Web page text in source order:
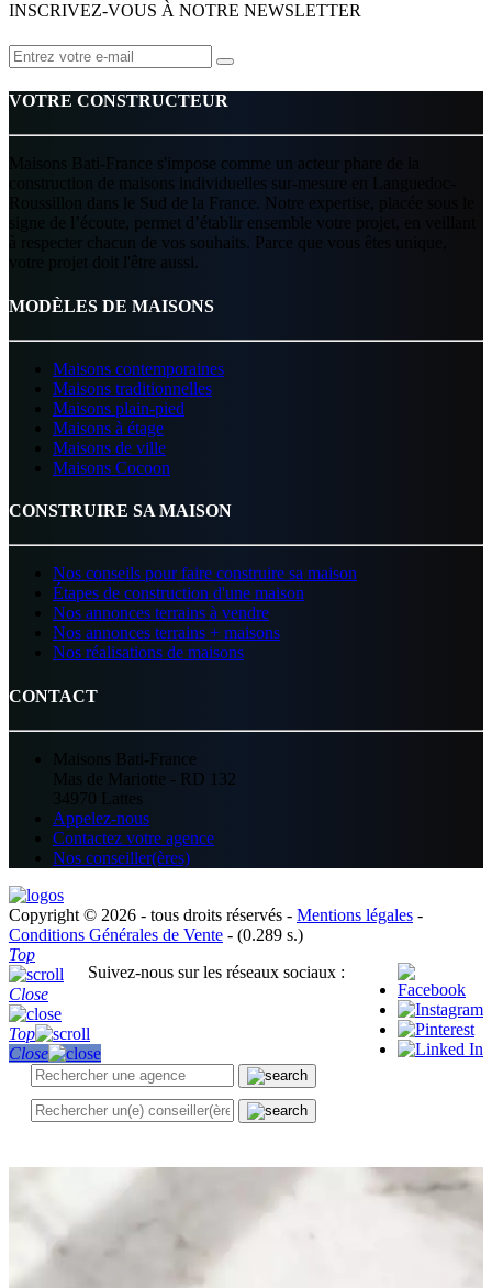
INSCRIVEZ-VOUS À NOTRE NEWSLETTER
VOTRE CONSTRUCTEUR
Maisons Bati-France s'impose comme un acteur phare de la
construction de maisons individuelles sur-mesure en Languedoc-
Roussillon dans le Sud de la France. Notre expertise, placée sous le
signe de l’écoute, permet d’établir ensemble votre projet, en veillant
à respecter chacun de vos souhaits. Parce que vous êtes unique,
votre projet doit l'être aussi.
MODÈLES DE MAISONS
Maisons contemporaines
Maisons traditionnelles
Maisons plain-pied
Maisons à étage
Maisons de ville
Maisons Cocoon
CONSTRUIRE SA MAISON
Nos conseils pour faire construire sa maison
Étapes de construction d'une maison
Nos annonces terrains à vendre
Nos annonces terrains + maisons
Nos réalisations de maisons
CONTACT
Maisons Bati-France
Mas de Mariotte - RD 132
34970 Lattes
Appelez-nous
Contactez votre agence
Nos conseiller(ères)
Copyright © 2026 - tous droits réservés - Mentions légales -
Conditions Générales de Vente - (0.289 s.)
Suivez-nous sur les réseaux sociaux :
Top
Close
Top
Close